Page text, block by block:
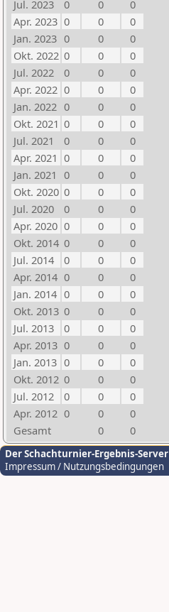
Jul. 2023
0 0
0
Apr. 2023 0 0
0
Jan. 2023 0 0
0
Okt. 2022 0 0
0
Jul. 2022
0 0
0
Apr. 2022 0 0
0
Jan. 2022 0 0
0
Okt. 2021 0 0
0
Jul. 2021
0 0
0
Apr. 2021 0 0
0
Jan. 2021 0 0
0
Okt. 2020 0 0
0
Jul. 2020
0 0
0
Apr. 2020 0 0
0
Okt. 2014 0 0
0
Jul. 2014
0 0
0
Apr. 2014 0 0
0
Jan. 2014 0 0
0
Okt. 2013 0 0
0
Jul. 2013
0 0
0
Apr. 2013 0 0
0
Jan. 2013 0 0
0
Okt. 2012 0 0
0
Jul. 2012
0 0
0
Apr. 2012 0 0
0
Gesamt
0 0
Der Schachturnier-Ergebnis-Server
Impressum / Nutzungsbedingungen